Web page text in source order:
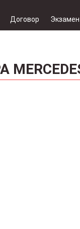
Договор